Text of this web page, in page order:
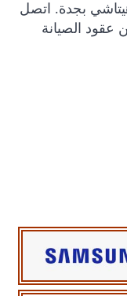
بجدة. اتصل
عقود الصيانة